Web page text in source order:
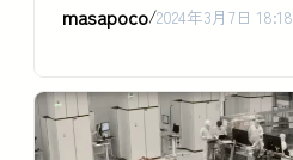
masapoco/2024年3月7日 18:18